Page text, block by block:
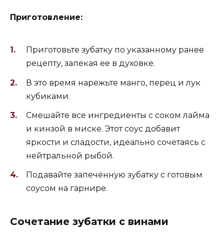
Приготовление:
Приготовьте зубатку по указанному ранее
рецепту, запекая ее в духовке.
В это время нарежьте манго, перец и лук
кубиками.
Смешайте все ингредиенты с соком лайма
и кинзой в миске. Этот соус добавит
яркости и сладости, идеально сочетаясь с
нейтральной рыбой.
Подавайте запечённую зубатку с готовым
соусом на гарнире.
Сочетание зубатки с винами